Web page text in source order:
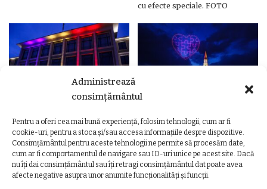
Administrează
consimțământul
Pentru a oferi cea mai bună experiență, folosim tehnologii, cum ar fi
cookie-uri, pentru a stoca și/sau accesa informațiile despre dispozitive.
Consimțământul pentru aceste tehnologii ne permite să procesăm date,
cum ar fi comportamentul de navigare sau ID-uri unice pe acest site. Dacă
nu îți dai consimțământul sau îți retragi consimțământul dat poate avea
afecte negative asupra unor anumite funcționalități și funcții.
cu efecte speciale. FOTO
Ziua Unirii Principatelor Române
– Clădiri și poduri din Cluj,
iluminate în culorile drapelului
Ziua Unirii la Cluj-Napoca.
Programul complet al
evenimentelor